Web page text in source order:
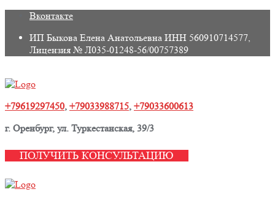
content
Вконтакте
ИП Быкова Елена Анатольевна ИНН 560910714577,
Лицензия № Л035-01248-56/00757389
+79619297450, +79033988715, +79033600613
г. Оренбург, ул. Туркестанская, 39/3
ПОЛУЧИТЬ КОНСУЛЬТАЦИЮ